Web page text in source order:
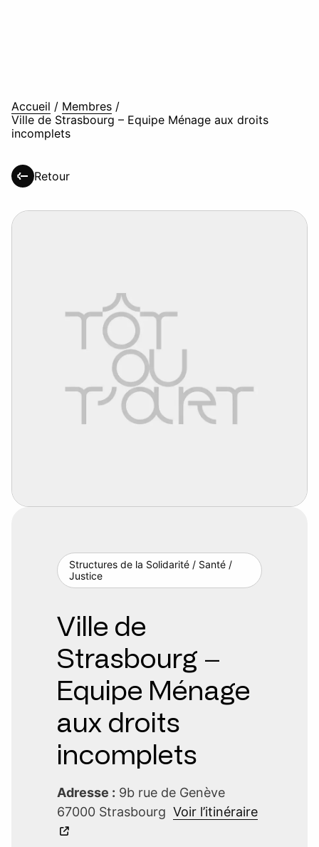
Accueil / Membres /
Ville de Strasbourg – Equipe Ménage aux droits
incomplets
Retour
Structures de la Solidarité / Santé /
Justice
Ville de
Strasbourg –
Equipe Ménage
aux droits
incomplets
Adresse : 9b rue de Genève
67000 Strasbourg Voir l’itinéraire